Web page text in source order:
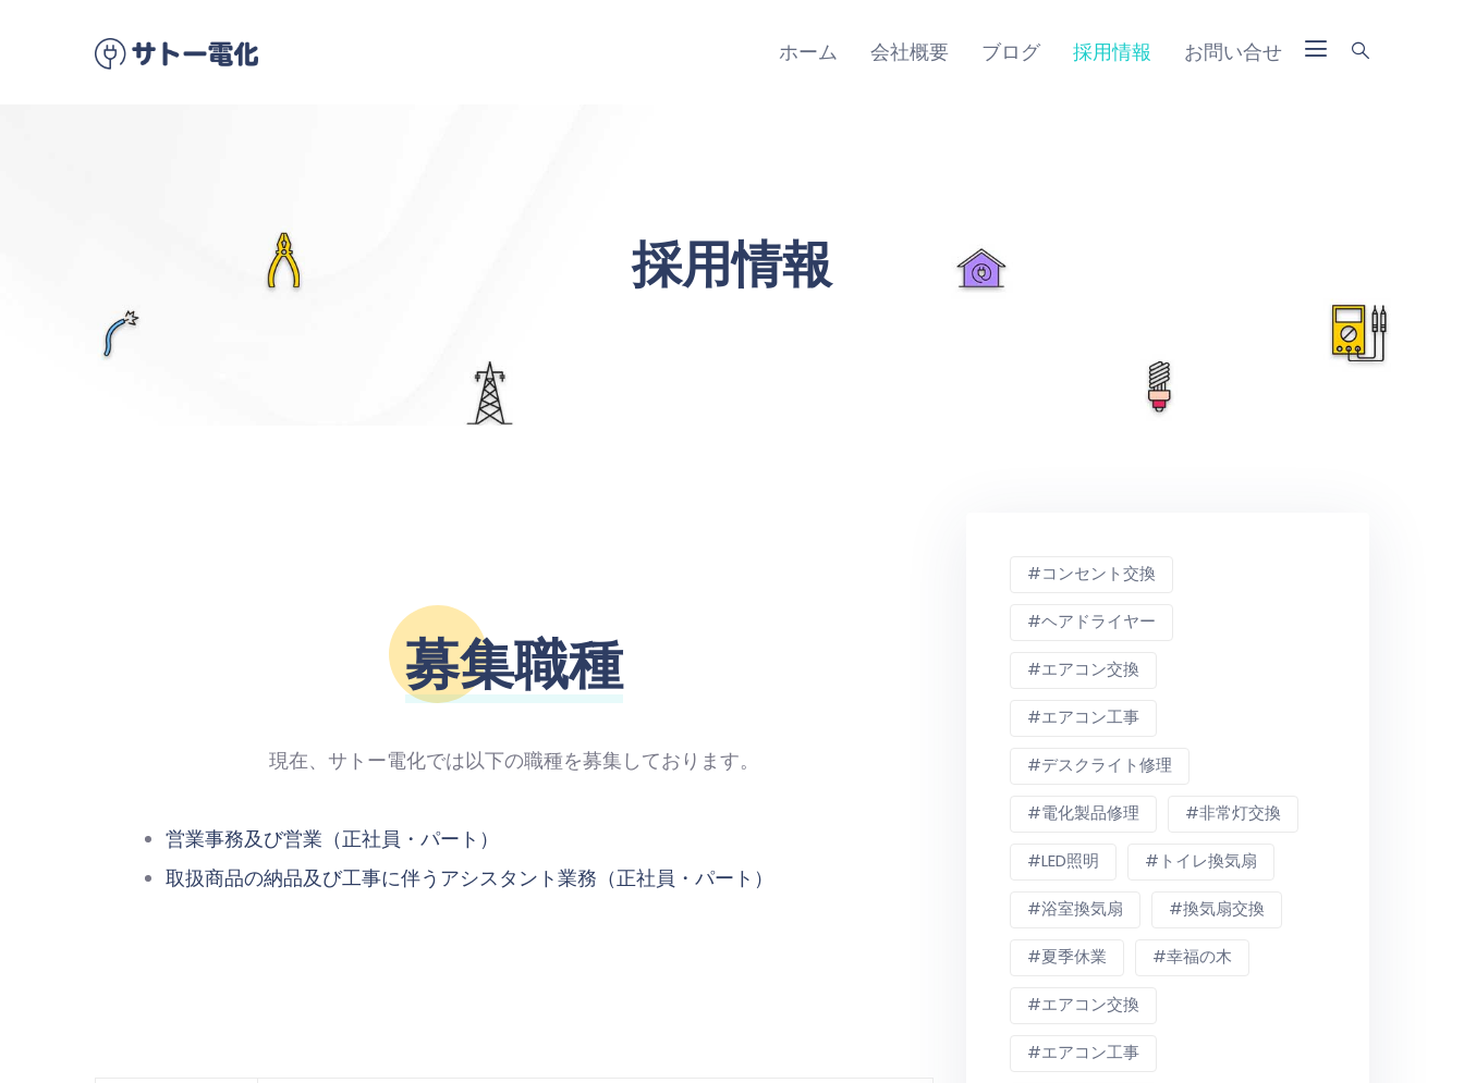
Navigation
ホーム 会社概要 ブログ 採用情報 お問い合せ
採用情報
募集職種
現在、サトー電化では以下の職種を募集しております。
営業事務及び営業（正社員・パート）
取扱商品の納品及び工事に伴うアシスタント業務（正社員・パート）
コンセント交換
ヘアドライヤー
エアコン交換
エアコン工事
デスクライト修理
電化製品修理 非常灯交換
LED照明 トイレ換気扇
浴室換気扇 換気扇交換
夏季休業 幸福の木
エアコン交換
エアコン工事